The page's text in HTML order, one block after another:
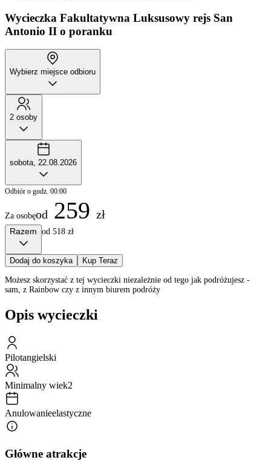
Wycieczka Fakultatywna Luksusowy rejs San
Antonio II o poranku
Wybierz miejsce odbioru
2 osoby
sobota, 22.08.2026
Odbiór o godz. 00:00
Za osobęod 259 zł
Razem od 518 zł
Dodaj do koszyka Kup Teraz
Możesz skorzystać z tej wycieczki niezależnie od tego jak podróżujesz -
sam, z Rainbow czy z innym biurem podróży
Opis wycieczki
Pilotangielski
Minimalny wiek2
Anulowanieelastyczne
Główne atrakcje